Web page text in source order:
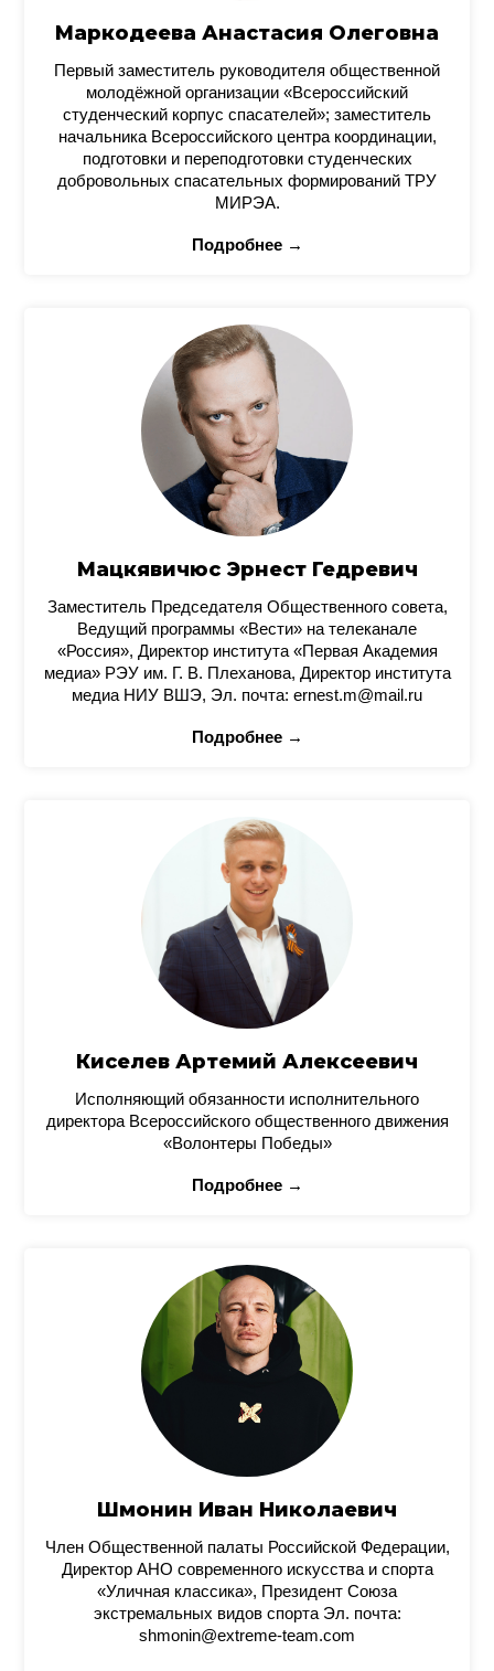
Маркодеева Анастасия Олеговна
Первый заместитель руководителя общественной
молодёжной организации «Всероссийский
студенческий корпус спасателей»; заместитель
начальника Всероссийского центра координации,
подготовки и переподготовки студенческих
добровольных спасательных формирований ТРУ
МИРЭА.
Подробнее →
Мацкявичюс Эрнест Гедревич
Заместитель Председателя Общественного совета,
Ведущий программы «Вести» на телеканале
«Россия», Директор института «Первая Академия
медиа» РЭУ им. Г. В. Плеханова, Директор института
медиа НИУ ВШЭ, Эл. почта: ernest.m@mail.ru
Подробнее →
Киселев Артемий Алексеевич
Исполняющий обязанности исполнительного
директора Всероссийского общественного движения
«Волонтеры Победы»
Подробнее →
Шмонин Иван Николаевич
Член Общественной палаты Российской Федерации,
Директор АНО современного искусства и спорта
«Уличная классика», Президент Союза
экстремальных видов спорта Эл. почта:
shmonin@extreme-team.com